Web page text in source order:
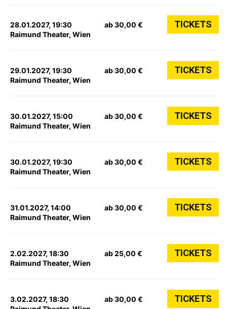
28.01.2027, 19:30
Raimund Theater, Wien
ab 30,00 € TICKETS
29.01.2027, 19:30
Raimund Theater, Wien
ab 30,00 € TICKETS
30.01.2027, 15:00
Raimund Theater, Wien
ab 30,00 € TICKETS
30.01.2027, 19:30
Raimund Theater, Wien
ab 30,00 € TICKETS
31.01.2027, 14:00
Raimund Theater, Wien
ab 30,00 € TICKETS
2.02.2027, 18:30
Raimund Theater, Wien
ab 25,00 € TICKETS
3.02.2027, 18:30
ab 30,00 € TICKETS